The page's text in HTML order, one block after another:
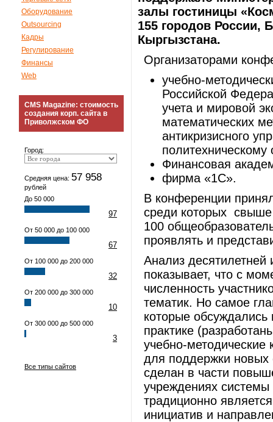
Оборудование
Outsourcing
Кадры
Регулирование
Финансы
Web
CMS Magazine: стоимость
создания корп. сайта в
Приволжском ФО
Город:
Средняя цена: 57 958
рублей
До 50 000
97
От 50 000 до 100 000
67
От 100 000 до 200 000
32
От 200 000 до 300 000
10
От 300 000 до 500 000
3
Все типы сайтов
залы гостиницы
155 городов России,
Кыргызстана.
Организаторами
учебно-
Российской
учета и мировой
математических
антикризисного
Финансовая
фирма «1С».
В конференции
среди которых свыше
100
проявлять и
Анализ десятилетней
показывает, что с
численность
тематик. Но самое
которые
практике
учебно-
для поддержки новых
сделан в части
учреждениях
традиционно
инициатив и